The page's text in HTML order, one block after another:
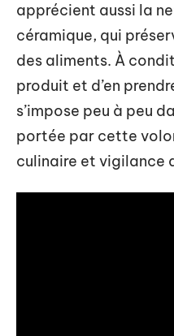
apprécient aussi la
céramique, qui
des aliments. À
produit et d’en
s’impose peu à peu
portée par cette
culinaire et vigilance